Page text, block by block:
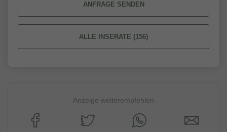
ANFRAGE SENDEN
ALLE INSERATE (156)
Anzeige weiterempfehlen